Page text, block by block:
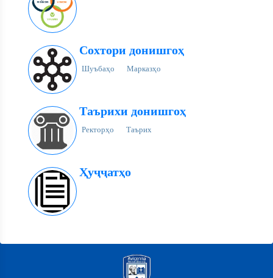
Сохтори донишгоҳ
Шуъбаҳо Марказҳо
Таърихи донишгоҳ
Ректорҳо Таърих
Ҳуҷҷатҳо